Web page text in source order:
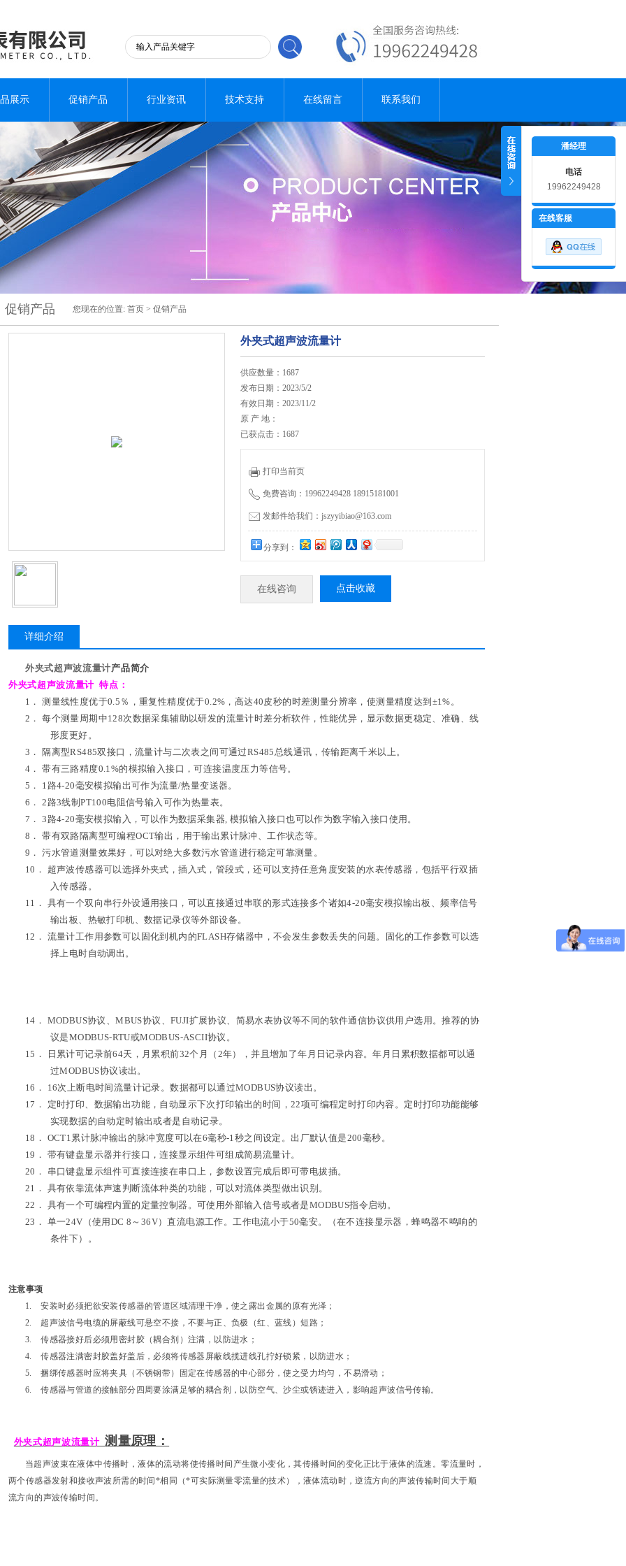
展示 促销产品 行业资讯 技术支持 在线留言 联系我们
促销产品 您现在的位置: 首页 > 促销产品
外夹式超声波流量计
供应数量：1687
发布日期：2023/5/2
有效日期：2023/11/2
原 产 地：
已获点击：1687
打印当前页
免费咨询：19962249428 18915181001
发邮件给我们：jszyyibiao@163.com
分享到：
在线咨询 点击收藏
详细介绍
外夹式超声波流量计产品简介
外夹式超声波流量计 特点：
1．测量线性度优于0.5％，重复性精度优于0.2%，高达40皮秒的时差测量分辨率，使测量精度达到±1%。
2．每个测量周期中128次数据采集辅助以研发的流量计时差分析软件，性能优异，显示数据更稳定、准确、线
形度更好。
3． 隔离型RS485双接口，流量计与二次表之间可通过RS485总线通讯，传输距离千米以上。
4．带有三路精度0.1%的模拟输入接口，可连接温度压力等信号。
5． 1路4-20毫安模拟输出可作为流量/热量变送器。
6．2路3线制PT100电阻信号输入可作为热量表。
7．3路4-20毫安模拟输入，可以作为数据采集器, 模拟输入接口也可以作为数字输入接口使用 。
8．带有双路隔离型可编程OCT输出，用于输出累计脉冲、工作状态等。
9．污水管道测量效果好，可以对绝大多数污水管道进行稳定可靠测量。
10． 超声波传感器可以选择外夹式，插入式，管段式，还可以支持任意角度安装的水表传感器，包括平行双插
入传感器。
11． 具有一个双向串行外设通用接口，可以直接通过串联的形式连接多个诸如4-20毫安模拟输出板、频率信号
输出板、热敏打印机、数据记录仪等外部设备。
12． 流量计工作用参数可以固化到机内的FLASH存储器中，不会发生参数丢失的问题。固化的工作参数可以选
择上电时自动调出。
14． MODBUS协议、MBUS协议、FUJI扩展协议、简易水表协议等不同的软件通信协议供用户选用。推荐的协
议是MODBUS-RTU或MODBUS-ASCII协议。
15．
日累计可记录前64天，月累积前32个月（2年），并且增加了年月日记录内容。年月日累积数据都可以通
过MODBUS协议读出。
16． 16次上断电时间流量计记录。数据都可以通过MODBUS协议读出。
17． 定时打印、数据输出功能，自动显示下次打印输出的时间，22项可编程定时打印内容。定时打印功能能够
实现数据的自动定时输出或者是自动记录。
18． OCT1累计脉冲输出的脉冲宽度可以在6毫秒-1秒之间设定。出厂默认值是200毫秒。
19． 带有键盘显示器并行接口，连接显示组件可组成简易流量计。
20． 串口键盘显示组件可直接连接在串口上，参数设置完成后即可带电拔插。
21． 具有依靠流体声速判断流体种类的功能，可以对流体类型做出识别。
22． 具有一个可编程内置的定量控制器。可使用外部输入信号或者是MODBUS指令启动。
23． 单一24V（使用DC 8～36V）直流电源工作。工作电流小于50毫安。（在不连接显示器，蜂鸣器不鸣响的
条件下）。
注意事项
1. 安装时必须把欲安装传感器的管道区域清理干净，使之露出金属的原有光泽；
2. 超声波信号电缆的屏蔽线可悬空不接，不要与正、负极（红、蓝线）短路；
3. 传感器接好后必须用密封胶（耦合剂）注满，以防进水；
4. 传感器注满密封胶盖好盖后，必须将传感器屏蔽线揽进线孔拧好锁紧，以防进水；
5. 捆绑传感器时应将夹具（不锈钢带）固定在传感器的中心部分，使之受力均匀，不易滑动；
6. 传感器与管道的接触部分四周要涂满足够的耦合剂，以防空气、沙尘或锈迹进入，影响超声波信号传输。
外夹式超声波流量计测量原理：
当超声波束在液体中传播时，液体的流动将使传播时间产生微小变化，其传播时间的变化正比于液体的流速。零流量时，
两个传感器发射和接收声波所需的时间*相同（*可实际测量零流量的技术），液体流动时，逆流方向的声波传输时间大于顺
流方向的声波传输时间。
潘经理
电话
19962249428
在线客服